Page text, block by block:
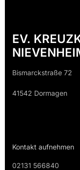
EV.
Bismarckstraße 72
41542 Dormagen
Kontakt aufnehmen
02131 566840